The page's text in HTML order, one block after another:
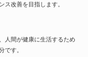
ス改善を目指します。
人間が健康に生活するため
です。